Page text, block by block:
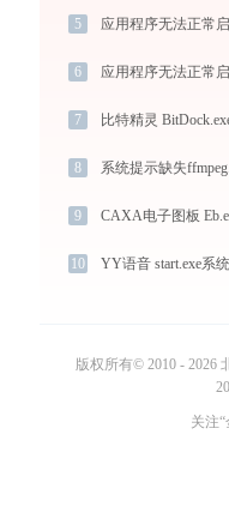
5 应用程序无法正常
6 应用程序无法正常
7
8 系统提示缺失
9
10 YY语音 start.exe系
版权所有© 2010 - 2026
关注